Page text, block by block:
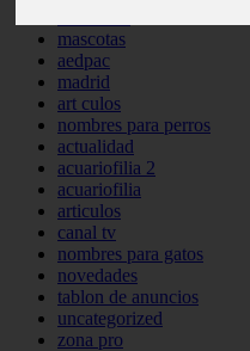
mascotas
aedpac
madrid
art culos
nombres para perros
actualidad
acuariofilia 2
acuariofilia
articulos
canal tv
nombres para gatos
novedades
tablon de anuncios
uncategorized
zona pro